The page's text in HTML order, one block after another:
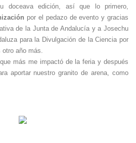
edición, así que lo primero,
por el pedazo de evento y gracias
de la Junta de Andalucía y a Josechu
para la Divulgación de la Ciencia por
año más.
más me impactó de la feria y después
aportar nuestro granito de arena, como